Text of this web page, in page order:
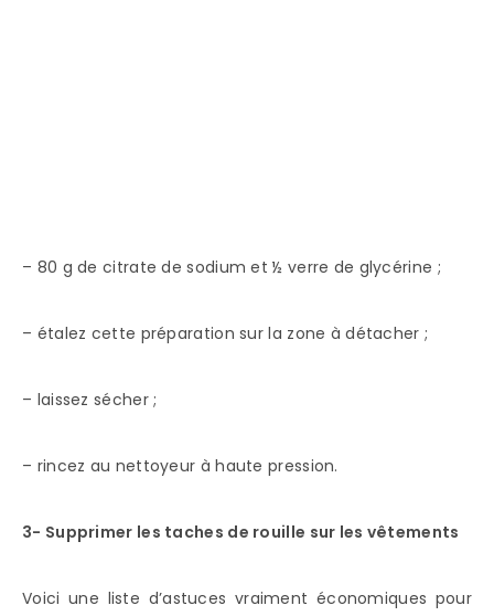
– 80 g de citrate de sodium et ½ verre de glycérine ;
– étalez cette préparation sur la zone à détacher ;
– laissez sécher ;
– rincez au nettoyeur à haute pression.
3- Supprimer les taches de rouille sur les vêtements
Voici une liste d’astuces vraiment économiques pour